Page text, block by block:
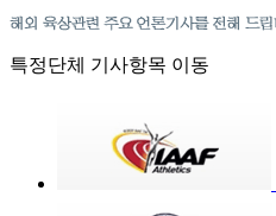
특정단체 기사항목 이동